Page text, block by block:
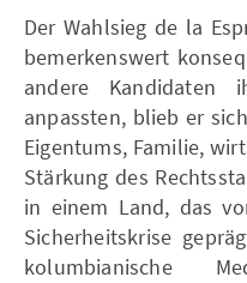
Der Wahlsieg de la
bemerkenswert
andere Kandidaten
anpassten, blieb er
Eigentums, Familie,
Stärkung des
in einem Land, das
Sicherheitskrise
kolumbianische